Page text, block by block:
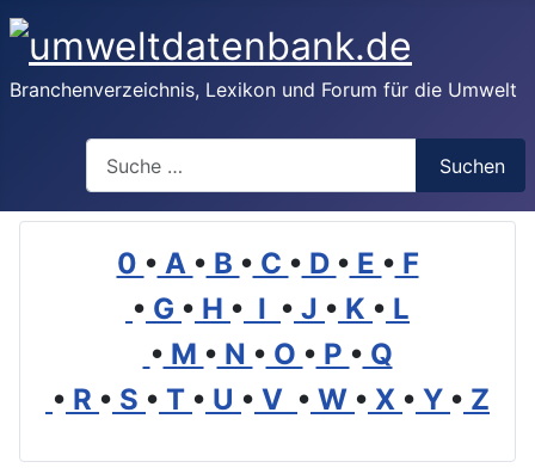
Branchenverzeichnis, Lexikon und Forum für die Umwelt
Suchen
0 • A • B • C • D • E • F
• G • H • I • J • K • L
• M • N • O • P • Q
• R • S • T • U • V • W • X • Y • Z